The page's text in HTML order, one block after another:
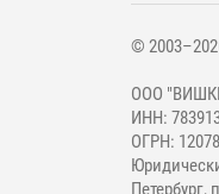
©
ООО
ИНН:
ОГРН:
Петербург,